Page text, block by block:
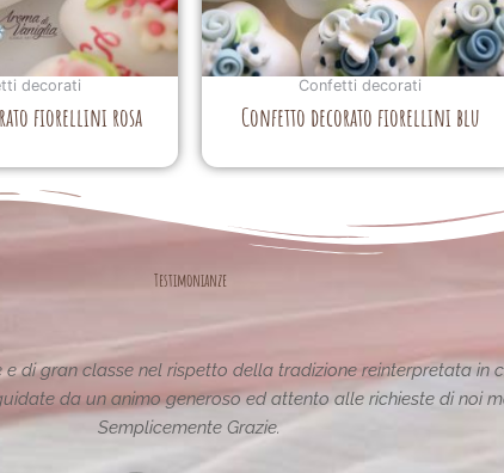
decorati
fiorellini rosa
Confetti decorati
Confetto decorato fiorellini blu
Testimonianze
e uniche..raffinate eleganti....complimenti per la
pagina,piena di idee!grazie
Maria Teresa Masela